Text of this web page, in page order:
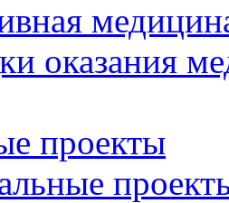
оказания
проекты